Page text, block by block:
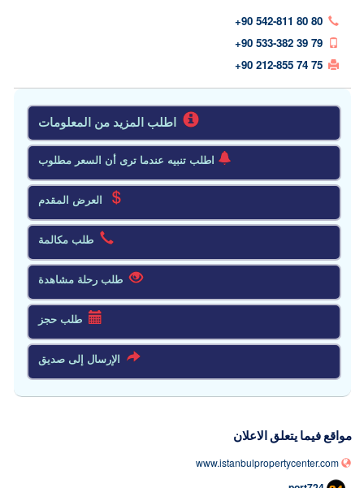
+90 542-811 80 80
+90 533-382 39 79
+90 212-855 74 75
اطلب المزيد من المعلومات
اطلب تنبيه عندما ترى أن السعر مطلوب
العرض المقدم
طلب مكالمة
طلب رحلة مشاهدة
طلب حجز
الإرسال إلى صديق
مواقع فيما يتعلق الاعلان